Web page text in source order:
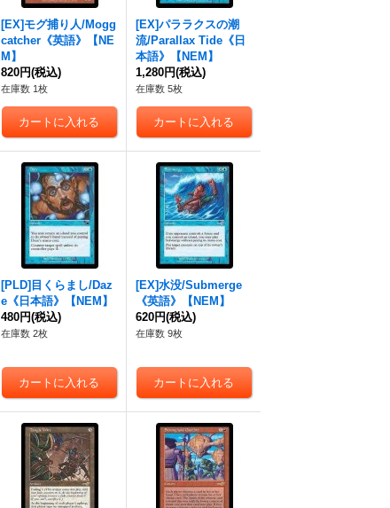
[EX]モグ捕り人/Mogg
catcher《英語》【NE
M】
820円(税込)
在庫数 1枚
[EX]パララクスの潮
流/Parallax Tide《日
本語》【NEM】
1,280円(税込)
在庫数 5枚
[PLD]目くらまし/Daz
e《日本語》【NEM】
480円(税込)
在庫数 2枚
[EX]水没/Submerge
《英語》【NEM】
620円(税込)
在庫数 9枚